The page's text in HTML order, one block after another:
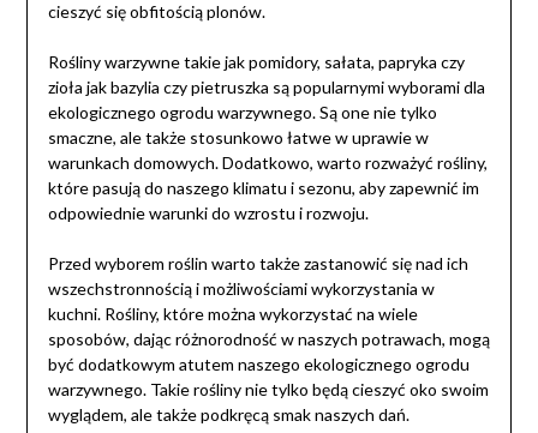
cieszyć się obfitością plonów.
Rośliny warzywne takie jak pomidory, sałata, papryka czy
zioła jak bazylia czy pietruszka są popularnymi wyborami dla
ekologicznego ogrodu warzywnego. Są one nie tylko
smaczne, ale także stosunkowo łatwe w uprawie w
warunkach domowych. Dodatkowo, warto rozważyć rośliny,
które pasują do naszego klimatu i sezonu, aby zapewnić im
odpowiednie warunki do wzrostu i rozwoju.
Przed wyborem roślin warto także zastanowić się nad ich
wszechstronnością i możliwościami wykorzystania w
kuchni. Rośliny, które można wykorzystać na wiele
sposobów, dając różnorodność w naszych potrawach, mogą
być dodatkowym atutem naszego ekologicznego ogrodu
warzywnego. Takie rośliny nie tylko będą cieszyć oko swoim
wyglądem, ale także podkręcą smak naszych dań.